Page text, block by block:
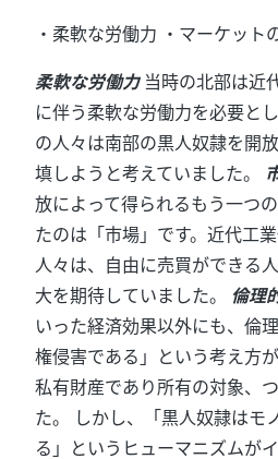
・柔軟な労働力 ・マーケッ
柔軟な労働力当時の北部は近
に伴う柔軟な労働力を必要と
の人々は南部の黒人奴隷を開
填しようと考えていました。
放によって得られるもう一つ
たのは「市場」です。近代工
人々は、自由に売買ができる
大を期待していました。 倫理
いった経済効果以外にも、倫
権侵害である」という考え方
私有財産であり所有の対象、
た。 しかし、「黒人奴隷はモ
る」というヒューマニズムが